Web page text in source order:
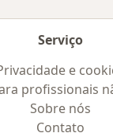
Serviço
e
profissionais
Sobre nós
Contato